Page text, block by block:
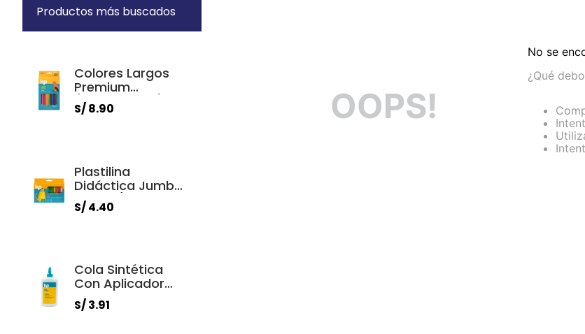
Productos más buscados
Colores Largos
Premium
(Estuche X 12)
S/ 8.90
Plastilina
Didáctica Jumbo
200gr. (Estuche X
12)
S/ 4.40
Cola Sintética
Con Aplicador
250ml.
S/ 3.91
OOPS!
No se
¿Qué